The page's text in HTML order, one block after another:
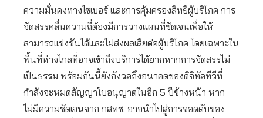
ความมั่นคงทางไซเบอร์ และการคุ้มครองสิทธิผู้บริโภค การ
จัดสรรคลื่นความถี่ต้องมีการวางแผนที่ชัดเจนเพื่อให้
สามารถแข่งขันได้และไม่ส่งผลเสียต่อผู้บริโภค โดยเฉพาะใน
พื้นที่ห่างไกลที่อาจเข้าถึงบริการได้ยากหากการจัดสรรไม่
เป็นธรรม พร้อมกันนี้ยังกังวลถึงอนาคตของดิจิทัลทีวีที่
กำลังจะหมดสัญญาใบอนุญาตในอีก 5 ปีข้างหน้า หาก
ไม่มีความชัดเจนจาก กสทช. อาจนำไปสู่การจอดดับของ